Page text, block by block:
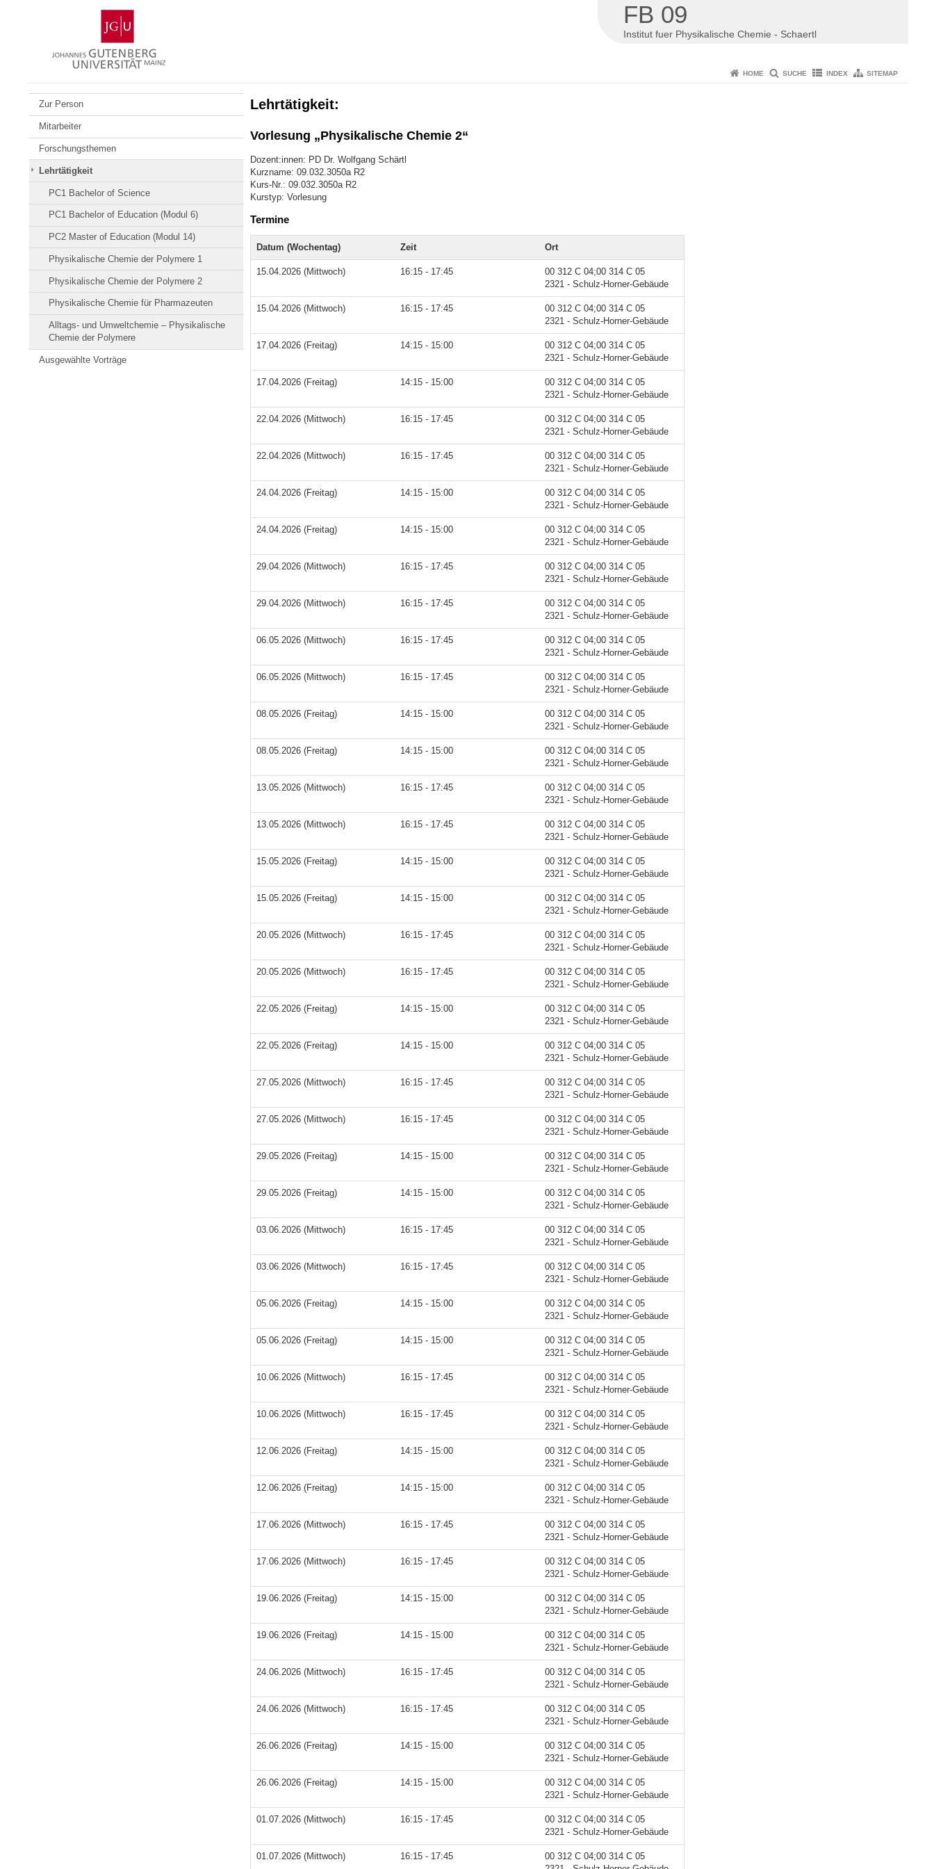
Gutenberg-
Universität
Mainz
FB 09
Institut fuer Physikalische Chemie - Schaertl
HOME SUCHE INDEX SITEMAP
Zur Person
Mitarbeiter
Forschungsthemen
Lehrtätigkeit
PC1 Bachelor of Science
PC1 Bachelor of Education (Modul 6)
PC2 Master of Education (Modul 14)
Physikalische Chemie der Polymere 1
Physikalische Chemie der Polymere 2
Physikalische Chemie für Pharmazeuten
Alltags- und Umweltchemie – Physikalische
Chemie der Polymere
Ausgewählte Vorträge
Lehrtätigkeit:
Vorlesung „Physikalische Chemie 2“
Dozent:innen: PD Dr. Wolfgang Schärtl
Kurzname: 09.032.3050a R2
Kurs-Nr.: 09.032.3050a R2
Kurstyp: Vorlesung
Termine
Datum (Wochentag) Zeit Ort
15.04.2026 (Mittwoch) 16:15 - 17:45
00 312 C 04;00 314 C 05
2321 - Schulz-Horner-Gebäude
15.04.2026 (Mittwoch) 16:15 - 17:45
00 312 C 04;00 314 C 05
2321 - Schulz-Horner-Gebäude
17.04.2026 (Freitag) 14:15 - 15:00
00 312 C 04;00 314 C 05
2321 - Schulz-Horner-Gebäude
17.04.2026 (Freitag) 14:15 - 15:00
00 312 C 04;00 314 C 05
2321 - Schulz-Horner-Gebäude
22.04.2026 (Mittwoch) 16:15 - 17:45
00 312 C 04;00 314 C 05
2321 - Schulz-Horner-Gebäude
22.04.2026 (Mittwoch) 16:15 - 17:45
00 312 C 04;00 314 C 05
2321 - Schulz-Horner-Gebäude
24.04.2026 (Freitag) 14:15 - 15:00
00 312 C 04;00 314 C 05
2321 - Schulz-Horner-Gebäude
24.04.2026 (Freitag) 14:15 - 15:00
00 312 C 04;00 314 C 05
2321 - Schulz-Horner-Gebäude
29.04.2026 (Mittwoch) 16:15 - 17:45
00 312 C 04;00 314 C 05
2321 - Schulz-Horner-Gebäude
29.04.2026 (Mittwoch) 16:15 - 17:45
00 312 C 04;00 314 C 05
2321 - Schulz-Horner-Gebäude
06.05.2026 (Mittwoch) 16:15 - 17:45
00 312 C 04;00 314 C 05
2321 - Schulz-Horner-Gebäude
06.05.2026 (Mittwoch) 16:15 - 17:45
00 312 C 04;00 314 C 05
2321 - Schulz-Horner-Gebäude
08.05.2026 (Freitag) 14:15 - 15:00
00 312 C 04;00 314 C 05
2321 - Schulz-Horner-Gebäude
08.05.2026 (Freitag) 14:15 - 15:00
00 312 C 04;00 314 C 05
2321 - Schulz-Horner-Gebäude
13.05.2026 (Mittwoch) 16:15 - 17:45
00 312 C 04;00 314 C 05
2321 - Schulz-Horner-Gebäude
13.05.2026 (Mittwoch) 16:15 - 17:45
00 312 C 04;00 314 C 05
2321 - Schulz-Horner-Gebäude
15.05.2026 (Freitag) 14:15 - 15:00
00 312 C 04;00 314 C 05
2321 - Schulz-Horner-Gebäude
15.05.2026 (Freitag) 14:15 - 15:00
00 312 C 04;00 314 C 05
2321 - Schulz-Horner-Gebäude
20.05.2026 (Mittwoch) 16:15 - 17:45
00 312 C 04;00 314 C 05
2321 - Schulz-Horner-Gebäude
20.05.2026 (Mittwoch) 16:15 - 17:45
00 312 C 04;00 314 C 05
2321 - Schulz-Horner-Gebäude
22.05.2026 (Freitag) 14:15 - 15:00
00 312 C 04;00 314 C 05
2321 - Schulz-Horner-Gebäude
22.05.2026 (Freitag) 14:15 - 15:00
00 312 C 04;00 314 C 05
2321 - Schulz-Horner-Gebäude
27.05.2026 (Mittwoch) 16:15 - 17:45
00 312 C 04;00 314 C 05
2321 - Schulz-Horner-Gebäude
27.05.2026 (Mittwoch) 16:15 - 17:45
00 312 C 04;00 314 C 05
2321 - Schulz-Horner-Gebäude
29.05.2026 (Freitag) 14:15 - 15:00
00 312 C 04;00 314 C 05
2321 - Schulz-Horner-Gebäude
29.05.2026 (Freitag) 14:15 - 15:00
00 312 C 04;00 314 C 05
2321 - Schulz-Horner-Gebäude
03.06.2026 (Mittwoch) 16:15 - 17:45
00 312 C 04;00 314 C 05
2321 - Schulz-Horner-Gebäude
03.06.2026 (Mittwoch) 16:15 - 17:45
00 312 C 04;00 314 C 05
2321 - Schulz-Horner-Gebäude
05.06.2026 (Freitag) 14:15 - 15:00
00 312 C 04;00 314 C 05
2321 - Schulz-Horner-Gebäude
05.06.2026 (Freitag) 14:15 - 15:00
00 312 C 04;00 314 C 05
2321 - Schulz-Horner-Gebäude
10.06.2026 (Mittwoch) 16:15 - 17:45
00 312 C 04;00 314 C 05
2321 - Schulz-Horner-Gebäude
10.06.2026 (Mittwoch) 16:15 - 17:45
00 312 C 04;00 314 C 05
2321 - Schulz-Horner-Gebäude
12.06.2026 (Freitag) 14:15 - 15:00
00 312 C 04;00 314 C 05
2321 - Schulz-Horner-Gebäude
12.06.2026 (Freitag) 14:15 - 15:00
00 312 C 04;00 314 C 05
2321 - Schulz-Horner-Gebäude
17.06.2026 (Mittwoch) 16:15 - 17:45
00 312 C 04;00 314 C 05
2321 - Schulz-Horner-Gebäude
17.06.2026 (Mittwoch) 16:15 - 17:45
00 312 C 04;00 314 C 05
2321 - Schulz-Horner-Gebäude
19.06.2026 (Freitag) 14:15 - 15:00
00 312 C 04;00 314 C 05
2321 - Schulz-Horner-Gebäude
19.06.2026 (Freitag) 14:15 - 15:00
00 312 C 04;00 314 C 05
2321 - Schulz-Horner-Gebäude
24.06.2026 (Mittwoch) 16:15 - 17:45
00 312 C 04;00 314 C 05
2321 - Schulz-Horner-Gebäude
24.06.2026 (Mittwoch) 16:15 - 17:45
00 312 C 04;00 314 C 05
2321 - Schulz-Horner-Gebäude
26.06.2026 (Freitag) 14:15 - 15:00
00 312 C 04;00 314 C 05
2321 - Schulz-Horner-Gebäude
26.06.2026 (Freitag) 14:15 - 15:00
00 312 C 04;00 314 C 05
2321 - Schulz-Horner-Gebäude
01.07.2026 (Mittwoch) 16:15 - 17:45
00 312 C 04;00 314 C 05
2321 - Schulz-Horner-Gebäude
01.07.2026 (Mittwoch) 16:15 - 17:45
00 312 C 04;00 314 C 05